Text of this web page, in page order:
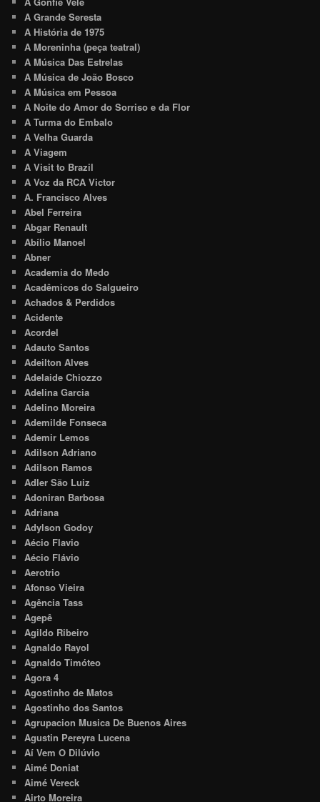
A Grande Seresta
A História de 1975
A Moreninha (peça teatral)
A Música Das Estrelas
A Música de João Bosco
A Música em Pessoa
A Noite do Amor do Sorriso e da Flor
A Turma do Embalo
A Velha Guarda
A Viagem
A Visit to Brazil
A Voz da RCA Victor
A. Francisco Alves
Abel Ferreira
Abgar Renault
Abílio Manoel
Abner
Academia do Medo
Acadêmicos do Salgueiro
Achados & Perdidos
Acidente
Acordel
Adauto Santos
Adeilton Alves
Adelaide Chiozzo
Adelina Garcia
Adelino Moreira
Ademilde Fonseca
Ademir Lemos
Adilson Adriano
Adilson Ramos
Adler São Luiz
Adoniran Barbosa
Adriana
Adylson Godoy
Aécio Flavio
Aécio Flávio
Aerotrio
Afonso Vieira
Agência Tass
Agepê
Agildo Ribeiro
Agnaldo Rayol
Agnaldo Timóteo
Agora 4
Agostinho de Matos
Agostinho dos Santos
Agrupacion Musica De Buenos Aires
Agustin Pereyra Lucena
Aí Vem O Dilúvio
Aimé Doniat
Aimé Vereck
Airto Moreira